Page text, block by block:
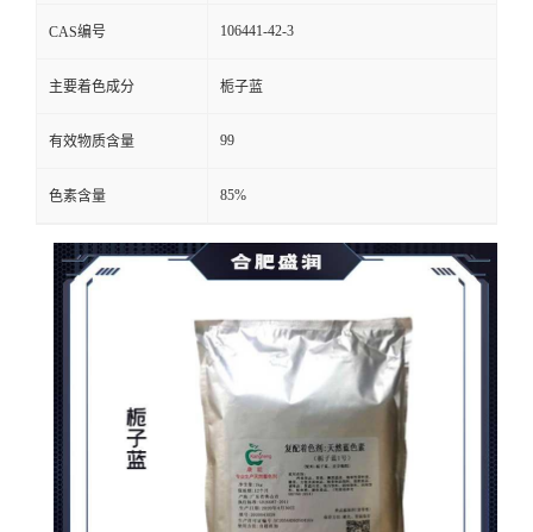
CAS编号 106441-42-3
主要着色成分 栀子蓝
有效物质含量 99
色素含量 85%